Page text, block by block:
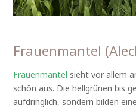
Frauenmantel
Frauenmantel sieht vor allem
schön aus. Die hellgrünen bis
aufdringlich, sondern bilden